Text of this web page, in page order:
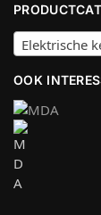
Elektrische
OOK